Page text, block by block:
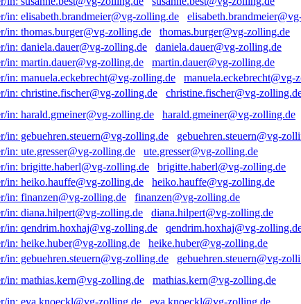
thomas.burger@vg-zolling.de
daniela.dauer@vg-zolling.de
martin.dauer@vg-zolling.de
manuela.eckebrecht@vg-
christine.fischer@vg-
harald.gmeiner@vg-zolling.de
gebuehren.steuern@vg-
ute.gresser@vg-zolling.de
brigitte.haberl@vg-zolling.de
heiko.hauffe@vg-zolling.de
finanzen@vg-zolling.de
diana.hilpert@vg-zolling.de
qendrim.hoxhaj@vg-
heike.huber@vg-zolling.de
gebuehren.steuern@vg-
mathias.kern@vg-zolling.de